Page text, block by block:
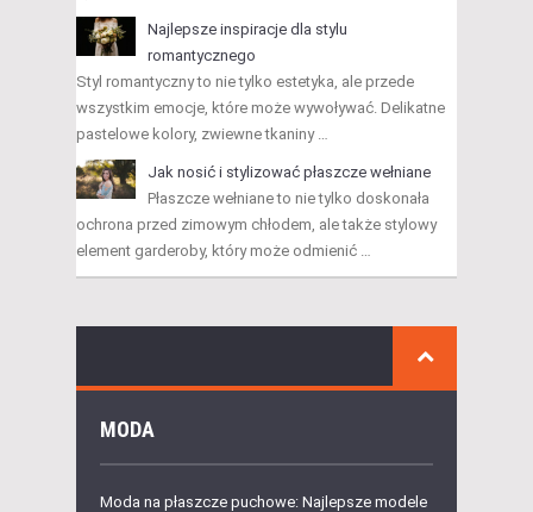
Najlepsze inspiracje dla stylu
romantycznego
Styl romantyczny to nie tylko estetyka, ale przede
wszystkim emocje, które może wywoływać. Delikatne
pastelowe kolory, zwiewne tkaniny …
Jak nosić i stylizować płaszcze wełniane
Płaszcze wełniane to nie tylko doskonała
ochrona przed zimowym chłodem, ale także stylowy
element garderoby, który może odmienić …
MODA
Moda na płaszcze puchowe: Najlepsze modele